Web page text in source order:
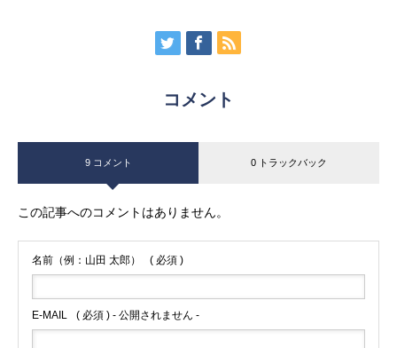
コメント
9 コメント 0 トラックバック
この記事へのコメントはありません。
名前（例：山田 太郎） ( 必須 )
E-MAIL ( 必須 ) - 公開されません -